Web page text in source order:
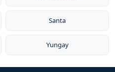
Santa
Yungay